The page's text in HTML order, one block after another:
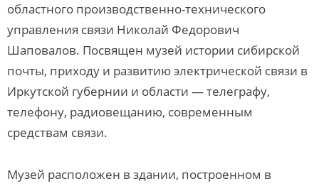
областного производственно-технического
управления связи Николай Федорович
Шаповалов. Посвящен музей истории сибирской
почты, приходу и развитию электрической связи в
Иркутской губернии и области — телеграфу,
телефону, радиовещанию, современным
средствам связи.
Музей расположен в здании, построенном в